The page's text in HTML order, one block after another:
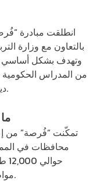
بالتعاون مع وزارة
وتهدف بشكل أساسي
من المدراس الحكومية
دينار أردني، وذلك على مدار 5 سنوات كاملة.
محافظات في
مواطن بشكل غير مباشر من المجتمع المحلي.